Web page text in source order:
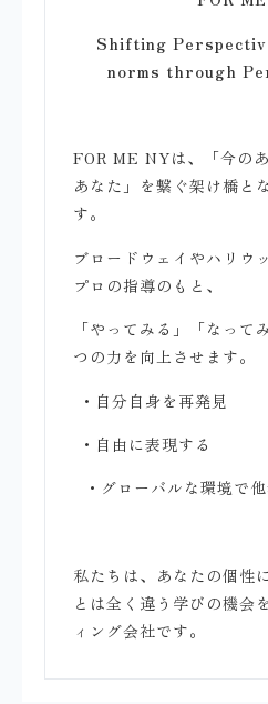
Shifting
norms through
FOR ME NYは、「今の
あなた」を繋ぐ架け橋と
す。
ブロードウェイやハリウ
プロの指導のもと、
「やってみる」「なって
つの力を向上させます。
・自分自身を再発見
・自由に表現する
・グローバルな環境で
私たちは、あなたの個性
とは全く違う学びの機会
ィング会社です。